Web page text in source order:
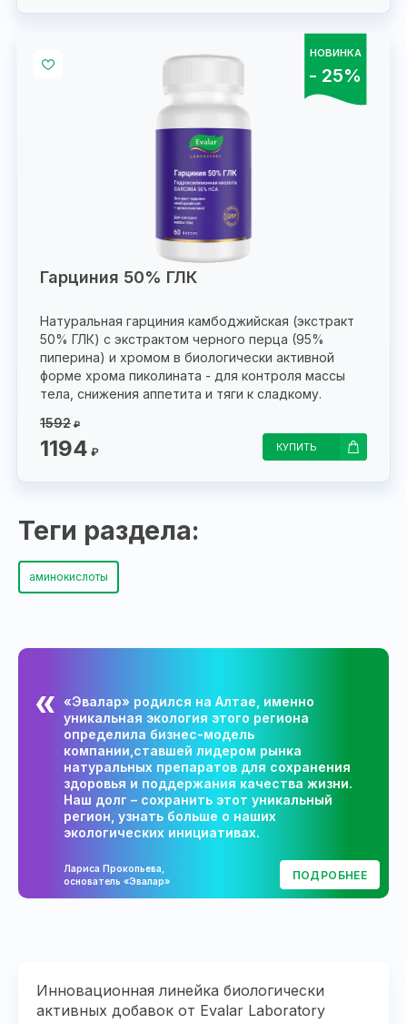
НОВИНКА
- 25%
Гарциния 50% ГЛК
Натуральная гарциния камбоджийская (экстракт
50% ГЛК) с экстрактом черного перца (95%
пиперина) и хромом в биологически активной
форме хрома пиколината - для контроля массы
тела, снижения аппетита и тяги к сладкому.
1592 ₽
1194 ₽ КУПИТЬ
Теги раздела:
аминокислоты
«Эвалар» родился на Алтае, именно
уникальная экология этого региона
определила бизнес-модель
компании,ставшей лидером рынка
натуральных препаратов для сохранения
здоровья и поддержания качества жизни.
Наш долг – сохранить этот уникальный
регион, узнать больше о наших
экологических инициативах.
Лариса Прокопьева,
основатель «Эвалар»
ПОДРОБНЕЕ
Инновационная линейка биологически
активных добавок от Evalar Laboratory